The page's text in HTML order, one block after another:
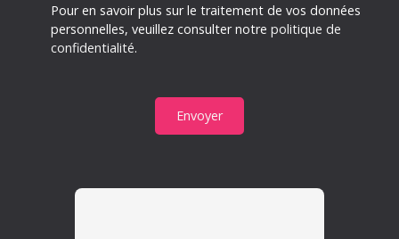
Pour en savoir plus sur le traitement de vos données
personnelles, veuillez consulter notre politique de
confidentialité.
Envoyer